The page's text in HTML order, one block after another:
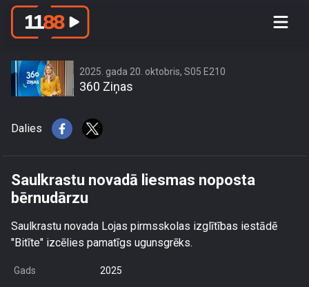
Saulkrastu novadā liesmas noposta
2025. gada 20. oktobris, S05 E210
360 Ziņas
Dalies
Saulkrastu novadā liesmas noposta
bērnudārzu
Saulkrastu novada Lojas pirmsskolas izglītības iestādē
"Bitīte" izcēlies pamatīgs ugunsgrēks.
Gads 2025